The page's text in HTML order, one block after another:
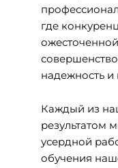
где
надежность и
Каждый из
результатом
усердной
обучения